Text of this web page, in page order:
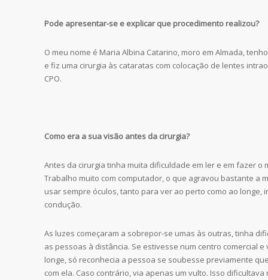
Pode apresentar-se e explicar que procedimento realizou?
O meu nome é Maria Albina Catarino, moro em Almada,
e fiz uma cirurgia às cataratas com colocação de lentes
CPO.
Como era a sua visão antes da cirurgia?
Antes da cirurgia tinha muita dificuldade em ler e em fazer o
Trabalho muito com computador, o que agravou bastante a
usar sempre óculos, tanto para ver ao perto como ao longe,
condução.
As luzes começaram a sobrepor-se umas às outras, tinha
as pessoas à distância. Se estivesse num centro comercial e
longe, só reconhecia a pessoa se soubesse previamente
com ela. Caso contrário, via apenas um vulto. Isso dificultava